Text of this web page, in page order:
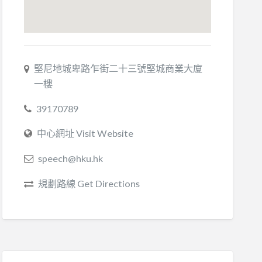
堅尼地城卑路乍街二十三號堅城商業大廈
一樓
39170789
中心網址 Visit Website
speech@hku.hk
規劃路線 Get Directions